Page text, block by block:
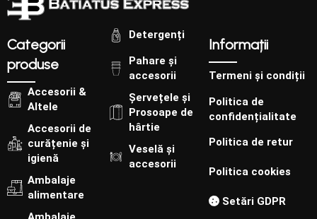
Categorii
produse
Accesorii &
Altele
Accesorii de
curățenie și
igienă
Ambalaje
alimentare
Detergenți
Pahare și
accesorii
Șervețele și
Prosoape de
hârtie
Veselă și
accesorii
Informații
Termeni și condiții
Politica de
confidențialitate
Politica de retur
Politica cookies
Setări GDPR